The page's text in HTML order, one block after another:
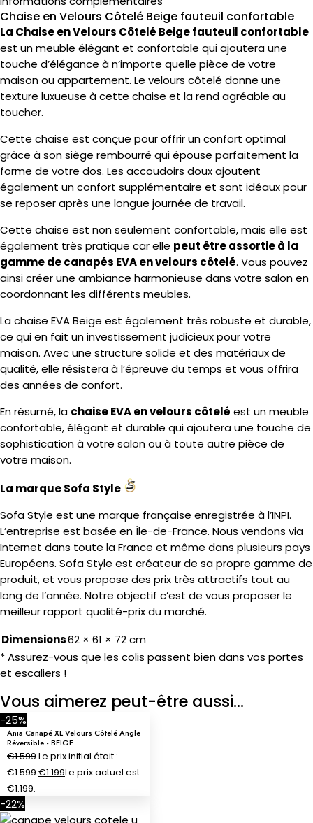
Chaise en Velours Côtelé Beige fauteuil confortable
La Chaise en Velours Côtelé Beige fauteuil confortable
est un meuble élégant et confortable qui ajoutera une
touche d’élégance à n’importe quelle pièce de votre
maison ou appartement. Le velours côtelé donne une
texture luxueuse à cette chaise et la rend agréable au
toucher.
Cette chaise est conçue pour offrir un confort optimal
grâce à son siège rembourré qui épouse parfaitement la
forme de votre dos. Les accoudoirs doux ajoutent
également un confort supplémentaire et sont idéaux pour
se reposer après une longue journée de travail.
Cette chaise est non seulement confortable, mais elle est
également très pratique car elle peut être assortie à la
gamme de canapés EVA en velours côtelé. Vous pouvez
ainsi créer une ambiance harmonieuse dans votre salon en
coordonnant les différents meubles.
La chaise EVA Beige est également très robuste et durable,
ce qui en fait un investissement judicieux pour votre
maison. Avec une structure solide et des matériaux de
qualité, elle résistera à l’épreuve du temps et vous offrira
des années de confort.
En résumé, la chaise EVA en velours côtelé est un meuble
confortable, élégant et durable qui ajoutera une touche de
sophistication à votre salon ou à toute autre pièce de
votre maison.
La marque Sofa Style
Sofa Style est une marque française enregistrée à l’INPI.
L’entreprise est basée en Île-de-France. Nous vendons via
Internet dans toute la France et même dans plusieurs pays
Européens. Sofa Style est créateur de sa propre gamme de
produit, et vous propose des prix très attractifs tout au
long de l’année. Notre objectif c’est de vous proposer le
meilleur rapport qualité-prix du marché.
Dimensions62 × 61 × 72 cm
* Assurez-vous que les colis passent bien dans vos portes
et escaliers !
Vous aimerez peut-être aussi…
-25%
Ania Canapé XL Velours Côtelé Angle
Réversible - BEIGE
€1.599Le prix initial était :
€1.599.€1.199Le prix actuel est :
€1.199.
-22%